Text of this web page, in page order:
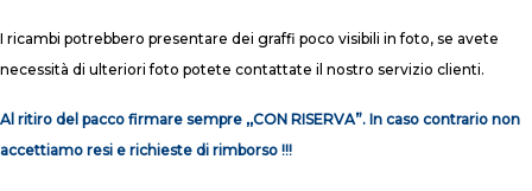
I ricambi potrebbero presentare dei graffi poco visibili in foto, se avete
necessità di ulteriori foto potete contattate il nostro servizio clienti.
Al ritiro del pacco firmare sempre ,,CON RISERVA”. In caso contrario non
accettiamo resi e richieste di rimborso !!!